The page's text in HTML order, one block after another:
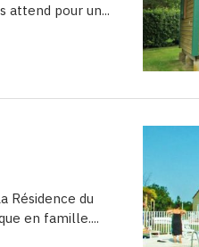
attend pour un...
Résidence du
en famille....